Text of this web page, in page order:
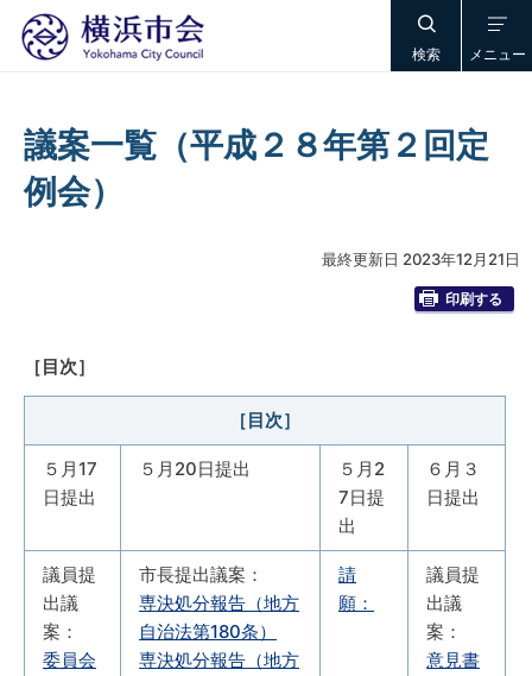
検索 メニュー
議案一覧（平成２８年第２回定
例会）
最終更新日 2023年12月21日
印刷する
［目次］
［目次］
５月17
日提出
５月20日提出
５月2
7日提
出
６月３
日提出
議員提
出議
案：
委員会
市長提出議案：
専決処分報告（地方
自治法第180条）
専決処分報告（地方
請
願：
議員提
出議
案：
意見書